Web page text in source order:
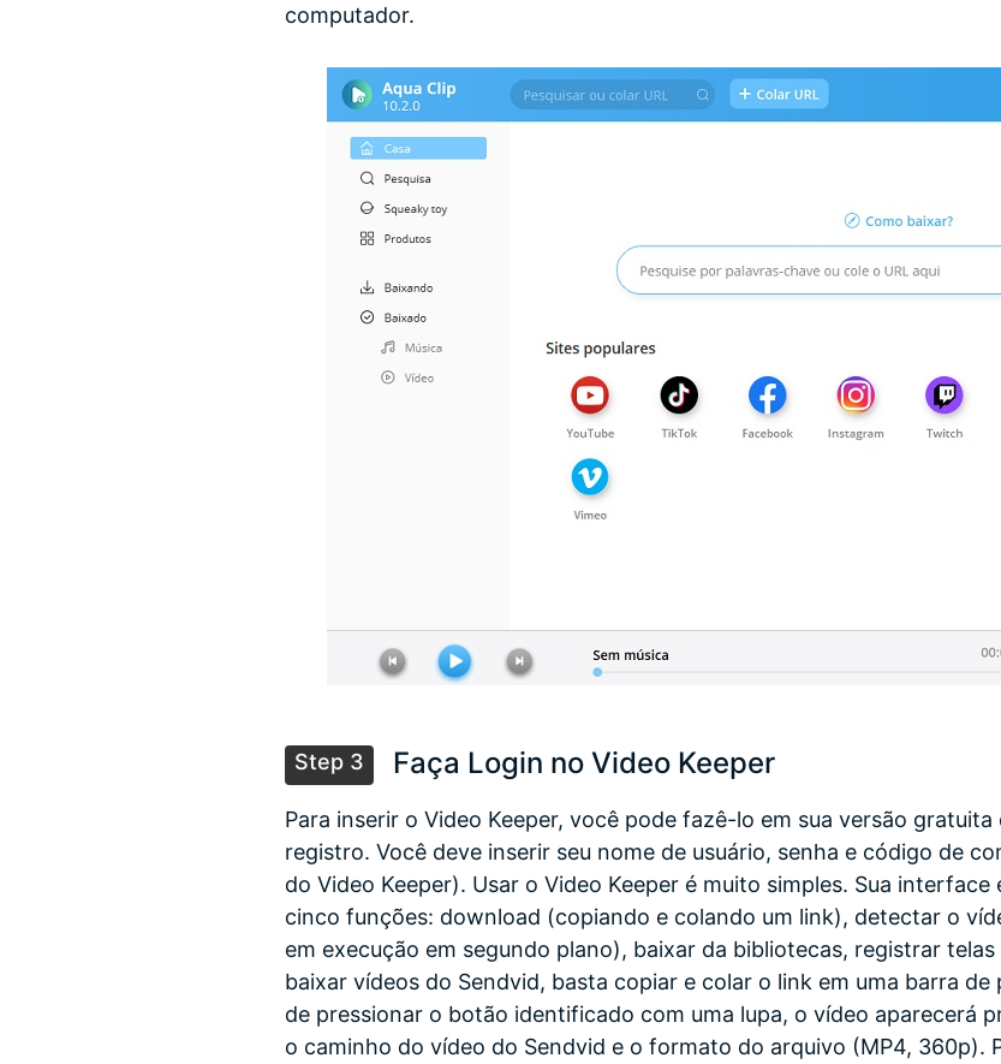
computador.
Step 3 Faça Login no Video Keeper
Para inserir o Video Keeper, você pode fazê-lo em sua versão
registro. Você deve inserir seu nome de usuário, senha e código de
do Video Keeper). Usar o Video Keeper é muito simples. Sua
cinco funções: download (copiando e colando um link), detectar o
em execução em segundo plano), baixar da bibliotecas, registrar
baixar vídeos do Sendvid, basta copiar e colar o link em uma barra
de pressionar o botão identificado com uma lupa, o vídeo aparecerá
o caminho do vídeo do Sendvid e o formato do arquivo (MP4, 360p).